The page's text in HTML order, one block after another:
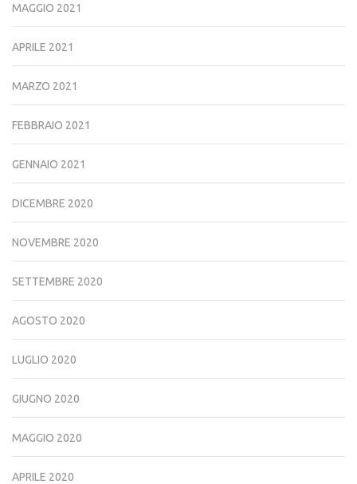
MAGGIO 2021
APRILE 2021
MARZO 2021
FEBBRAIO 2021
GENNAIO 2021
DICEMBRE 2020
NOVEMBRE 2020
SETTEMBRE 2020
AGOSTO 2020
LUGLIO 2020
GIUGNO 2020
MAGGIO 2020
APRILE 2020